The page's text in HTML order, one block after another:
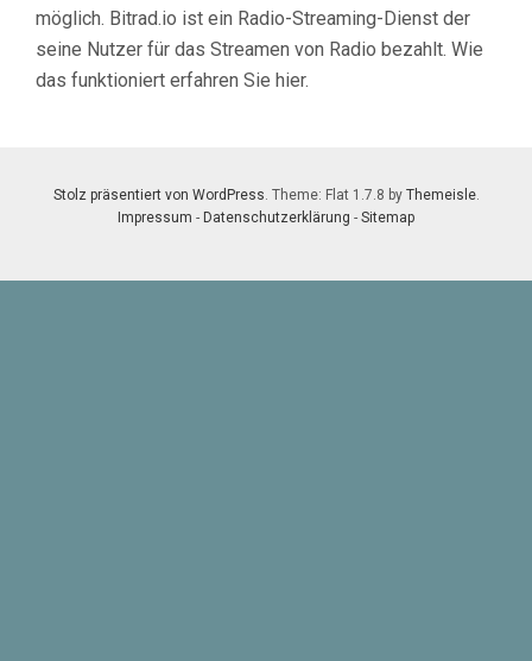
möglich. Bitrad.io ist ein Radio-Streaming-Dienst der
seine Nutzer für das Streamen von Radio bezahlt. Wie
das funktioniert erfahren Sie hier.
Stolz präsentiert von WordPress. Theme: Flat 1.7.8 by Themeisle.
Impressum - Datenschutzerklärung - Sitemap